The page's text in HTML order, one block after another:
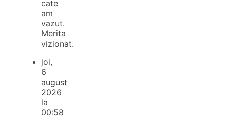
cate
am
vazut.
Merita
vizionat.
joi,
6
august
2026
la
00:58